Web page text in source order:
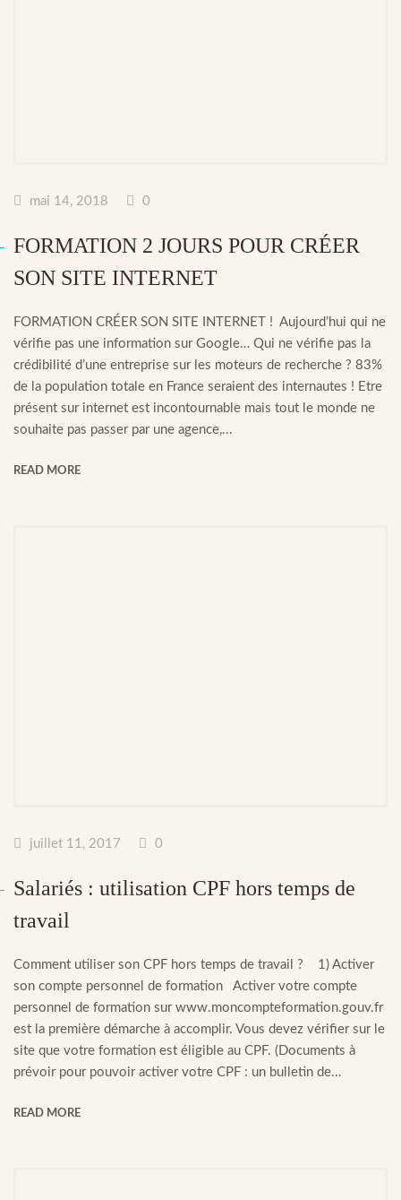
mai 14, 2018 0
FORMATION 2 JOURS POUR CRÉER
SON SITE INTERNET
FORMATION CRÉER SON SITE INTERNET ! Aujourd’hui qui ne
vérifie pas une information sur Google… Qui ne vérifie pas la
crédibilité d’une entreprise sur les moteurs de recherche ? 83%
de la population totale en France seraient des internautes ! Etre
présent sur internet est incontournable mais tout le monde ne
souhaite pas passer par une agence,...
READ MORE
juillet 11, 2017 0
Salariés : utilisation CPF hors temps de
travail
Comment utiliser son CPF hors temps de travail ? 1) Activer
son compte personnel de formation Activer votre compte
personnel de formation sur www.moncompteformation.gouv.fr
est la première démarche à accomplir. Vous devez vérifier sur le
site que votre formation est éligible au CPF. (Documents à
prévoir pour pouvoir activer votre CPF : un bulletin de...
READ MORE